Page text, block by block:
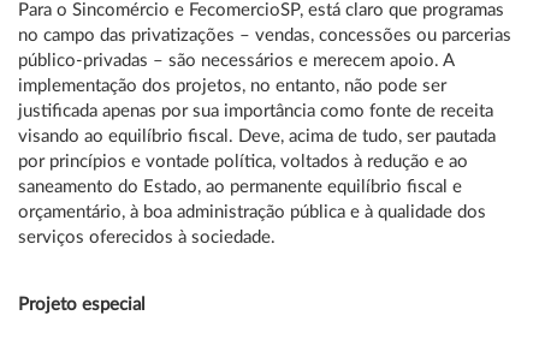
Para o Sincomércio e FecomercioSP, está claro que programas
no campo das privatizações – vendas, concessões ou parcerias
público-privadas – são necessários e merecem apoio. A
implementação dos projetos, no entanto, não pode ser
justificada apenas por sua importância como fonte de receita
visando ao equilíbrio fiscal. Deve, acima de tudo, ser pautada
por princípios e vontade política, voltados à redução e ao
saneamento do Estado, ao permanente equilíbrio fiscal e
orçamentário, à boa administração pública e à qualidade dos
serviços oferecidos à sociedade.
Projeto especial